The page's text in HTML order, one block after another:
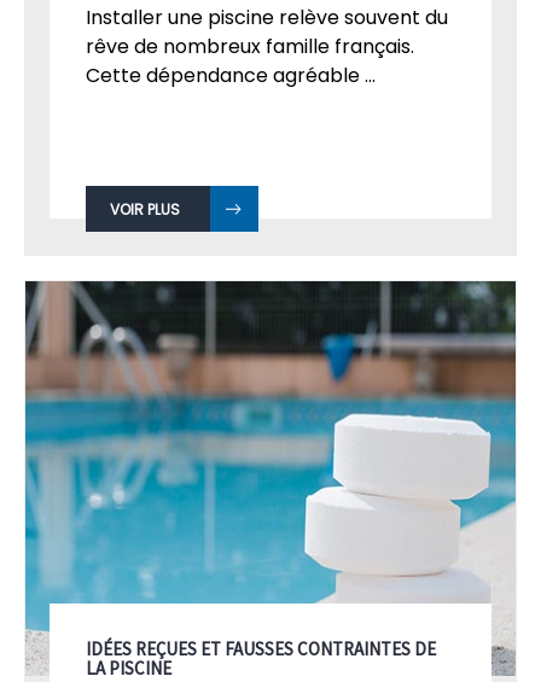
Installer une piscine relève souvent du
rêve de nombreux famille français.
Cette dépendance agréable ...
VOIR PLUS
IDÉES REÇUES ET FAUSSES CONTRAINTES DE
LA PISCINE